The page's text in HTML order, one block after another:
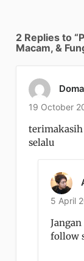
2 Replies to
Macam, &
19 October
terimakasih
selalu
5 April
follow